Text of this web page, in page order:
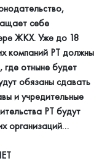
себе
ЖКХ. Уже до 18
компаний РТ должны
где отныне будет
обязаны сдавать
и учредительные
РТ будут
организаций…